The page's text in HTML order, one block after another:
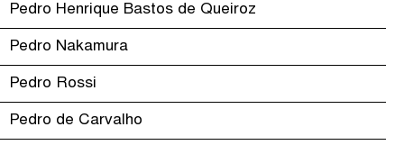
Pedro Henrique Bastos de Queiroz
Pedro Nakamura
Pedro Rossi
Pedro de Carvalho